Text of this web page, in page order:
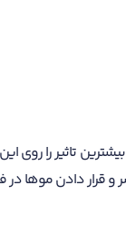
تاثیر را
قرار دادن موها